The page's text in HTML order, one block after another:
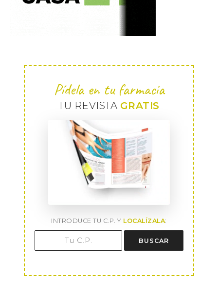
Pídela en tu farmacia
TU REVISTA GRATIS
INTRODUCE TU C.P. Y LOCALÍZALA:
BUSCAR